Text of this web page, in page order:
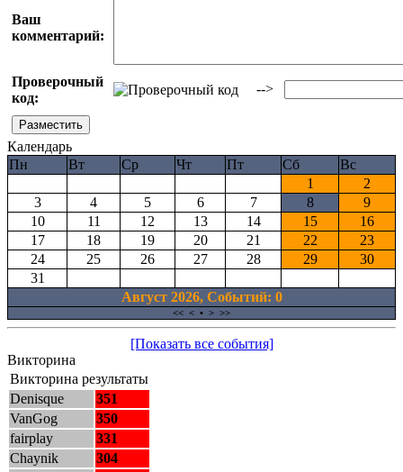
Ваш
комментарий:
Проверочный
код:
-->
Календарь
Пн
Вт Ср Чт Пт Сб
Вс
1
2
3
4 5 6 7 8
9
10
11 12 13 14 15
16
17
18 19 20 21 22
23
24
25 26 27 28 29
30
31
Август 2026, Cобытий: 0
<< < • > >>
[Показать все события]
Викторина
Викторина результаты
Denisque
351
VanGog
350
fairplay
331
Chaynik
304